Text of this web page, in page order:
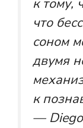
к тому,
что
соном
двумя
к
— Diego